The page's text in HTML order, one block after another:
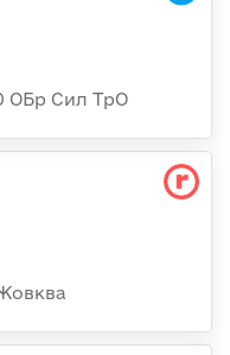
ОБр Cил ТрО